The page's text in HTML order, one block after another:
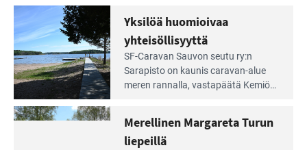
äärellä
ja
vehreän
virkistysalueen
laidalla
virkistysalueesta.
Lue
Leirintäoppaan
artikkeli:
Yksilöä
huomioivaa
yhteisöllisyyttä
Yksilöä huomioivaa
yhteisöllisyyttä
SF-Caravan Sauvon seutu ry:n
Sarapisto on kaunis caravan-alue
meren rannalla, vasta­päätä Kemiön
kymmenen paikkaa ilman sähköä.
Merellinen Margareta Turun
liepeillä